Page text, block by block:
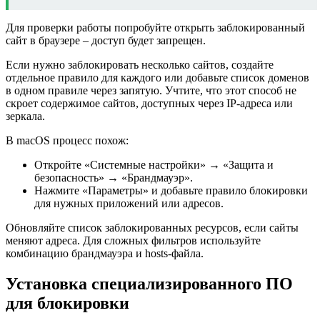
Для проверки работы попробуйте открыть заблокированный
сайт в браузере – доступ будет запрещен.
Если нужно заблокировать несколько сайтов, создайте
отдельное правило для каждого или добавьте список доменов
в одном правиле через запятую. Учтите, что этот способ не
скроет содержимое сайтов, доступных через IP-адреса или
зеркала.
В macOS процесс похож:
Откройте «Системные настройки» → «Защита и
безопасность» → «Брандмауэр».
Нажмите «Параметры» и добавьте правило блокировки
для нужных приложений или адресов.
Обновляйте список заблокированных ресурсов, если сайты
меняют адреса. Для сложных фильтров используйте
комбинацию брандмауэра и hosts-файла.
Установка специализированного ПО
для блокировки